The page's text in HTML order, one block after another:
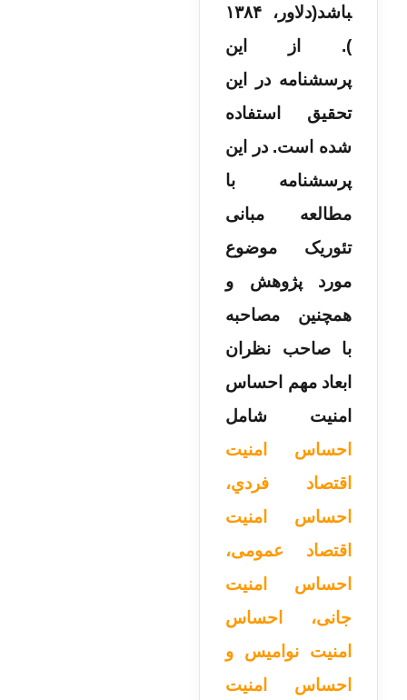
باشد(دلاور، ۱۳۸۴
). از این
پرسشنامه در این
تحقیق استفاده
شده است. در این
پرسشنامه با
مطالعه مبانی
تئوریک موضوع
مورد پژوهش و
همچنین مصاحبه
با صاحب نظران
ابعاد مهم احساس
امنیت شامل
احساس امنیت
اقتصاد فردي،
احساس امنیت
اقتصاد عمومی،
احساس امنیت
جانی، احساس
امنیت نوامیس و
احساس امنیت